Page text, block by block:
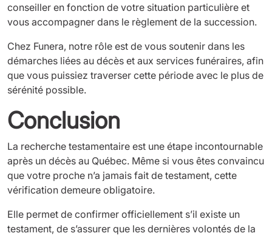
conseiller en fonction de votre situation particulière et
vous accompagner dans le règlement de la succession.
Chez Funera, notre rôle est de vous soutenir dans les
démarches liées au décès et aux services funéraires, afin
que vous puissiez traverser cette période avec le plus de
sérénité possible.
Conclusion
La recherche testamentaire est une étape incontournable
après un décès au Québec. Même si vous êtes convaincu
que votre proche n’a jamais fait de testament, cette
vérification demeure obligatoire.
Elle permet de confirmer officiellement s’il existe un
testament, de s’assurer que les dernières volontés de la